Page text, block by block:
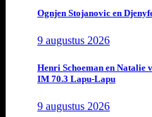
Ognjen Stojanovic en
9 augustus 2026
Henri Schoeman en Natalie
IM 70.3 Lapu-Lapu
9 augustus 2026